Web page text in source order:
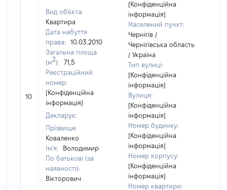
10
Вид об'єкта:
Квартира
Дата набуття
права:
10.03.2010
Загальна площа
(м2):
71,5
Реєстраційний
номер:
[Конфіденційна
інформація]
Декларує:
Прізвище:
Коваленко
Ім'я:
Володимир
По батькові (за
наявності):
Вікторович
[Конфіденційна
інформація]
Населений пункт:
Чернігів /
Чернігівська область
/ Україна
Тип вулиці:
[Конфіденційна
інформація]
Вулиця:
[Конфіденційна
інформація]
Номер будинку:
[Конфіденційна
інформація]
Номер корпусу:
[Конфіденційна
інформація]
Номер квартири: